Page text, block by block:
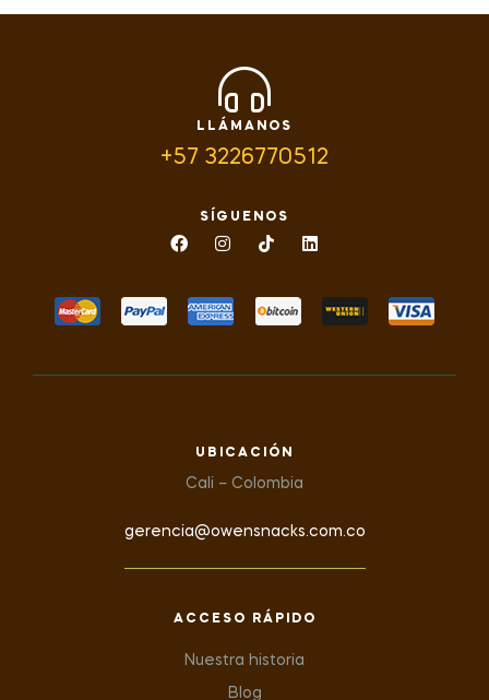
LLÁMANOS
+57 3226770512
SÍGUENOS
UBICACIÓN
Cali – Colombia
gerencia@owensnacks.com.co
ACCESO RÁPIDO
Nuestra historia
Blog